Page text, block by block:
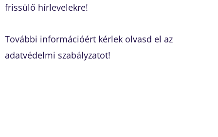
frissülő hírlevelekre!
További információért kérlek olvasd el az
adatvédelmi szabályzatot!